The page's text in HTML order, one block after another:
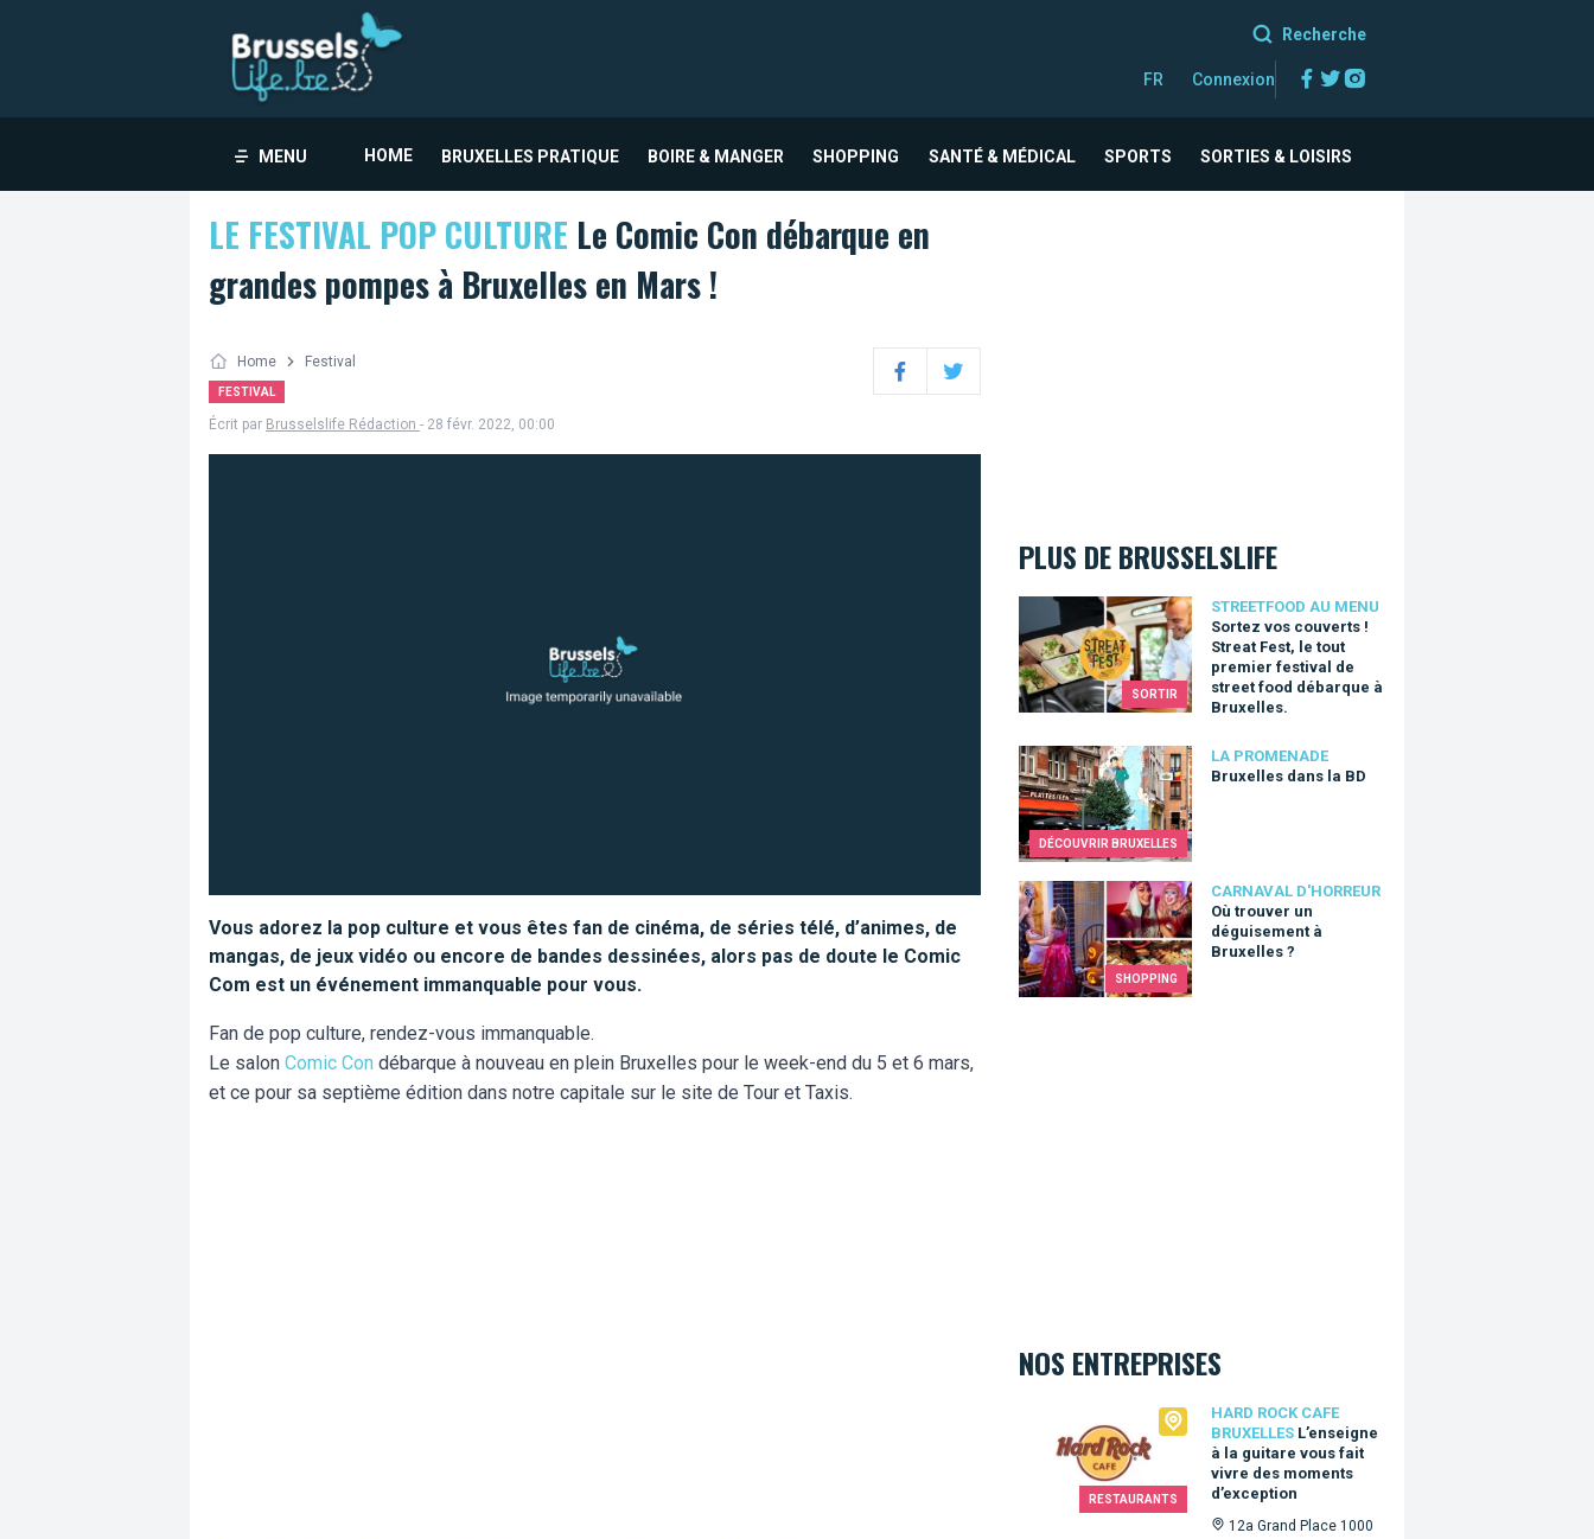
Recherche
FR Connexion Facebook
Twitter
MENU HOME BRUXELLES PRATIQUE BOIRE & MANGER SHOPPING SANTÉ & MÉDICAL SPORTS SORTIES & LOISIRS
LE FESTIVAL POP CULTURE Le Comic Con débarque en
grandes pompes à Bruxelles en Mars !
Home Festival
FESTIVAL FacebookTwitter
Écrit par Brusselslife Rédaction - 28 févr. 2022, 00:00
Vous adorez la pop culture et vous êtes fan de cinéma, de séries télé, d’animes, de
mangas, de jeux vidéo ou encore de bandes dessinées, alors pas de doute le Comic
Com est un événement immanquable pour vous.
Fan de pop culture, rendez-vous immanquable.
Le salon Comic Con débarque à nouveau en plein Bruxelles pour le week-end du 5 et 6 mars,
et ce pour sa septième édition dans notre capitale sur le site de Tour et Taxis.
PLUS DE BRUSSELSLIFE
SORTIR
STREETFOOD AU MENU
Sortez vos couverts !
Streat Fest, le tout
premier festival de
street food débarque à
Bruxelles.
Sortez vos couverts ! Streat Fest, le tout premier festival de street
DÉCOUVRIR BRUXELLES
LA PROMENADE
Bruxelles dans la BD
Bruxelles dans la BD
SHOPPING
CARNAVAL D'HORREUR
Où trouver un
déguisement à
Bruxelles ?
Où trouver un déguisement à Bruxelles ?
NOS ENTREPRISES
RESTAURANTS
HARD ROCK CAFE
BRUXELLES L’enseigne
à la guitare vous fait
vivre des moments
d’exception
12a Grand Place 1000
Hard Rock Cafe Bruxelles